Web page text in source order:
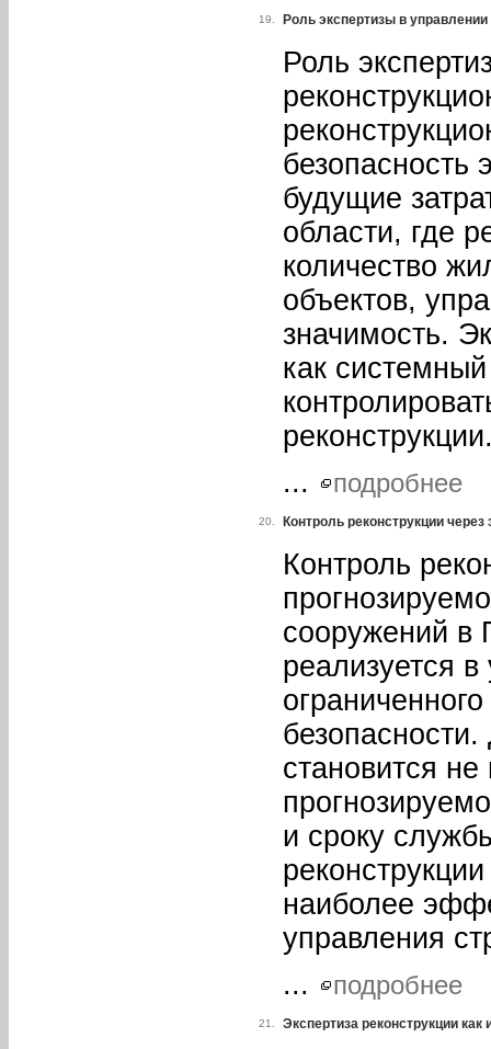
19. Роль экспертизы в
Роль
безопасность
будущие
области, где
количество
объектов,
значимость.
как
...
подробнее
20. Контроль реконструкции
Контроль
сооружений в
реализуется
становится
и сроку
наиболее
управления
...
подробнее
21. Экспертиза реконструкции